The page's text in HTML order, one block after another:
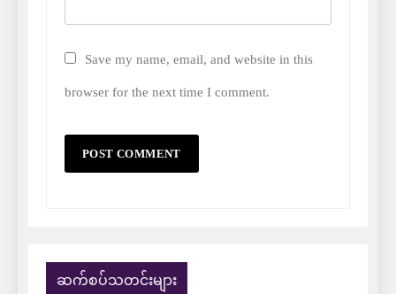
Save my name, email, and website in this
browser for the next time I comment.
ဆက်စပ်သတင်းများ